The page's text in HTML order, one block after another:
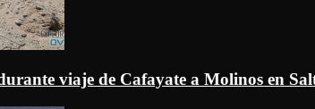
viaje de Cafayate a Molinos en